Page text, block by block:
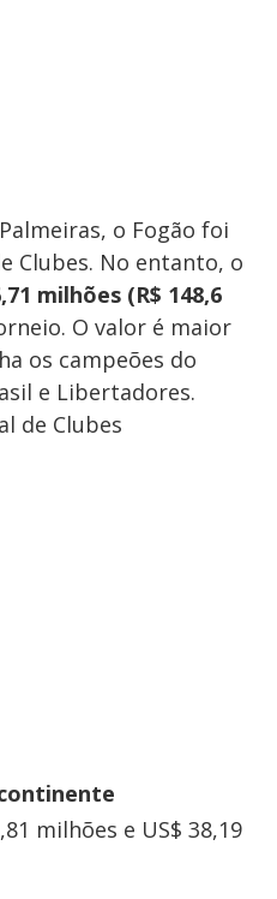
o Fogão foi
Clubes. No entanto, o
milhões (R$ 148,6
O valor é maior
os campeões do
e Libertadores.
de Clubes
milhões e US$ 38,19